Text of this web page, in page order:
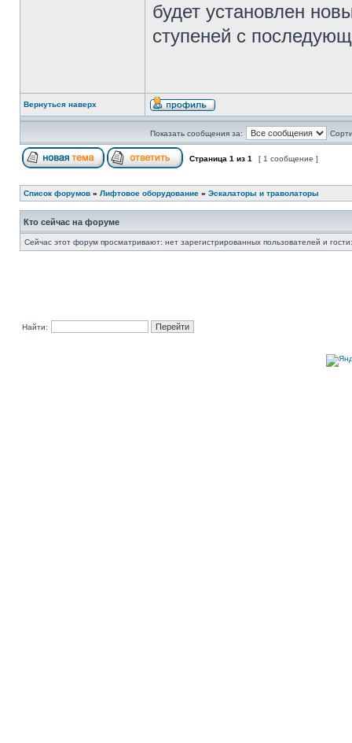
будет установлен
ступеней с
Вернуться наверх
Показать сообщения за:
Страница 1 из 1 [ 1 сообщение ]
Список форумов » Лифтовое оборудование » Эскалаторы и траволаторы
Кто сейчас на форуме
Сейчас этот форум просматривают: нет зарегистрированных пользователей и
Найти: